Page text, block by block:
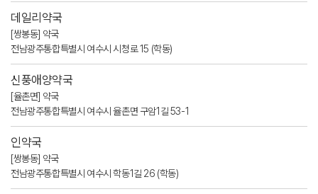
데일리약국
[쌍봉동] 약국
전남광주통합특별시 여수시 시청로 15 (학동)
신풍애양약국
[율촌면] 약국
전남광주통합특별시 여수시 율촌면 구암1길 53-1
인약국
[쌍봉동] 약국
전남광주통합특별시 여수시 학동1길 26 (학동)